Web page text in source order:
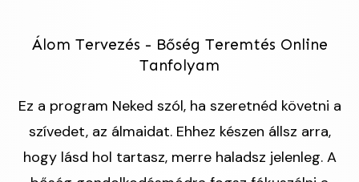
Álom Tervezés - Bőség Teremtés Online
Tanfolyam
Ez a program Neked szól, ha szeretnéd követni a
szívedet, az álmaidat. Ehhez készen állsz arra,
hogy lásd hol tartasz, merre haladsz jelenleg. A